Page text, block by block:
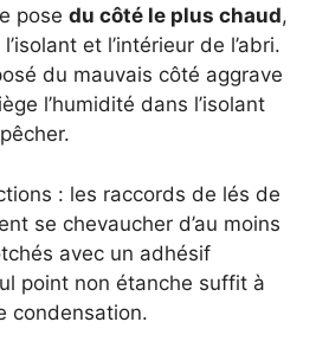
pose du côté le plus chaud,
et l’intérieur de l’abri.
du mauvais côté aggrave
l’humidité dans l’isolant
: les raccords de lés de
se chevaucher d’au moins
avec un adhésif
point non étanche suffit à
condensation.